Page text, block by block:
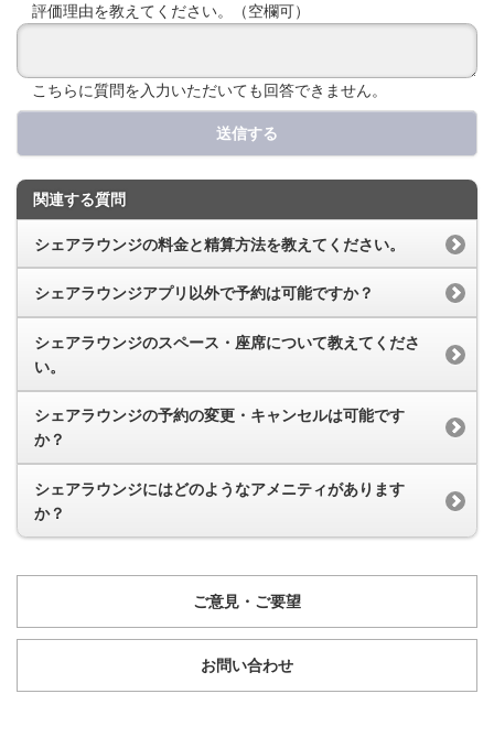
評価理由を教えてください。（空欄可）
こちらに質問を入力いただいても回答できません。
送信する
関連する質問
シェアラウンジの料金と精算方法を教えてください。
シェアラウンジアプリ以外で予約は可能ですか？
シェアラウンジのスペース・座席について教えてくださ
い。
シェアラウンジの予約の変更・キャンセルは可能です
か？
シェアラウンジにはどのようなアメニティがあります
か？
ご意見・ご要望
お問い合わせ